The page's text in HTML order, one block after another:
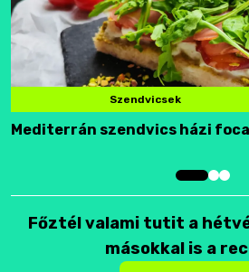
Szendvicsek
Mediterrán szendvics házi
Főztél valami tutit a
másokkal is a